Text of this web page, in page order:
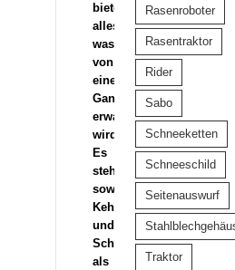
bietet
alles,
was
von
einer
Ganzjahresmaschine
erwartet
wird:
Es
stehen
sowohl
Kehrgutbehälter
und
Schutzplane
als
Rasenroboter
Rasentraktor
Rider
Sabo
Schneeketten
Schneeschild
Seitenauswurf
Traktor